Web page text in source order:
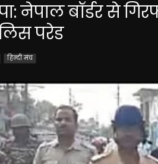
नेपाल बॉर्डर से
परेड
हिन्दी मंच